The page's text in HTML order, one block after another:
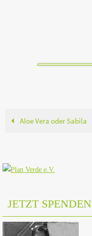
Aloe Vera oder Sabila
JETZT SPENDEN